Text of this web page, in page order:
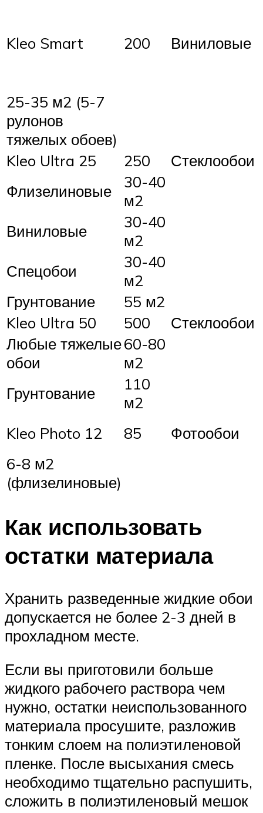
Kleo Smart 200 Виниловые
25-35 м2 (5-7
рулонов
тяжелых обоев)
Kleo Ultra 25
250
Стеклообои
Флизелиновые
30-40
м2
Виниловые
30-40
м2
Спецобои
30-40
м2
Грунтование
55 м2
Kleo Ultra 50
500
Стеклообои
Любые тяжелые
обои
60-80
м2
Грунтование
110
м2
Kleo Photo 12
85
Фотообои
6-8 м2
(флизелиновые)
Как использовать
остатки материала
Хранить разведенные жидкие обои
допускается не более 2-3 дней в
прохладном месте.
Если вы приготовили больше
жидкого рабочего раствора чем
нужно, остатки неиспользованного
материала просушите, разложив
тонким слоем на полиэтиленовой
пленке. После высыхания смесь
необходимо тщательно распушить,
сложить в полиэтиленовый мешок